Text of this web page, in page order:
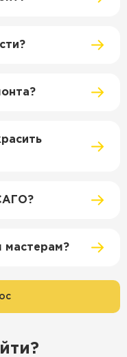
мастерам?